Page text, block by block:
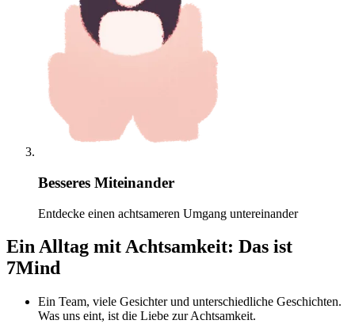
Besseres Miteinander
Entdecke einen achtsameren Umgang untereinander
Ein Alltag mit Achtsamkeit: Das ist
7Mind
Ein Team, viele Gesichter und unterschiedliche Geschichten.
Was uns eint, ist die Liebe zur Achtsamkeit.